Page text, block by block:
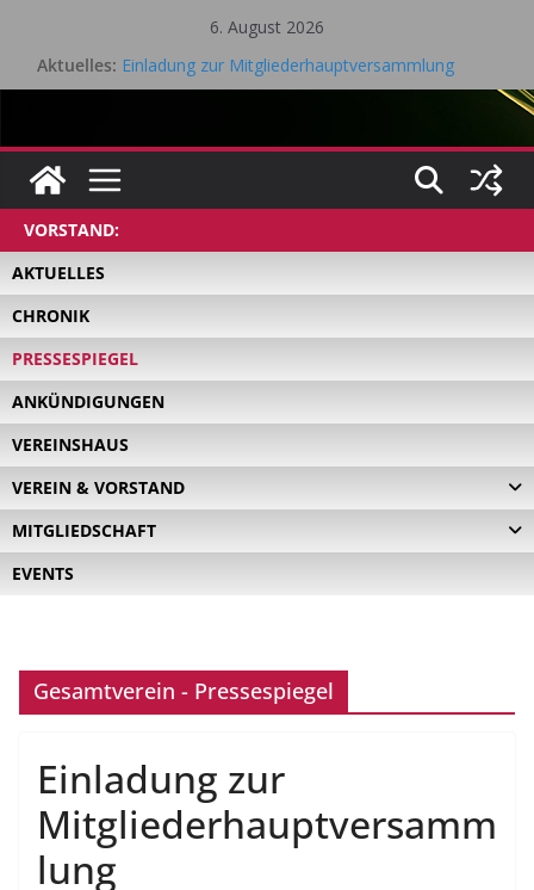
6. August 2026
Aktuelles: Einladung zur Mitgliederhauptversammlung
Eifel Cup – LK Turnier
Gesamtvorstandssitzung – 21. April 2026
VORSTAND:
AKTUELLES
CHRONIK
PRESSESPIEGEL
ANKÜNDIGUNGEN
VEREINSHAUS
VEREIN & VORSTAND
MITGLIEDSCHAFT
EVENTS
Gesamtverein - Pressespiegel
Einladung zur
Mitgliederhauptversamm
lung